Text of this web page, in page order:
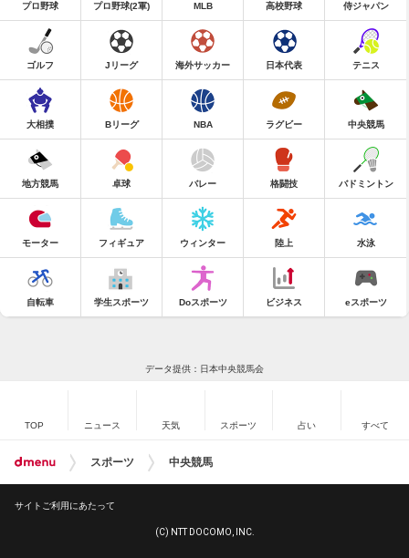
プロ野球 プロ野球(2軍) MLB 高校野球 侍ジャパン
ゴルフ Jリーグ 海外サッカー 日本代表 テニス
大相撲 Bリーグ NBA ラグビー 中央競馬
地方競馬 卓球 バレー 格闘技 バドミントン
モーター フィギュア ウィンター 陸上 水泳
自転車 学生スポーツ Doスポーツ ビジネス eスポーツ
データ提供：日本中央競馬会
TOP ニュース 天気 スポーツ 占い すべて
スポーツ 中央競馬
サイトご利用にあたって
(C) NTT DOCOMO, INC.